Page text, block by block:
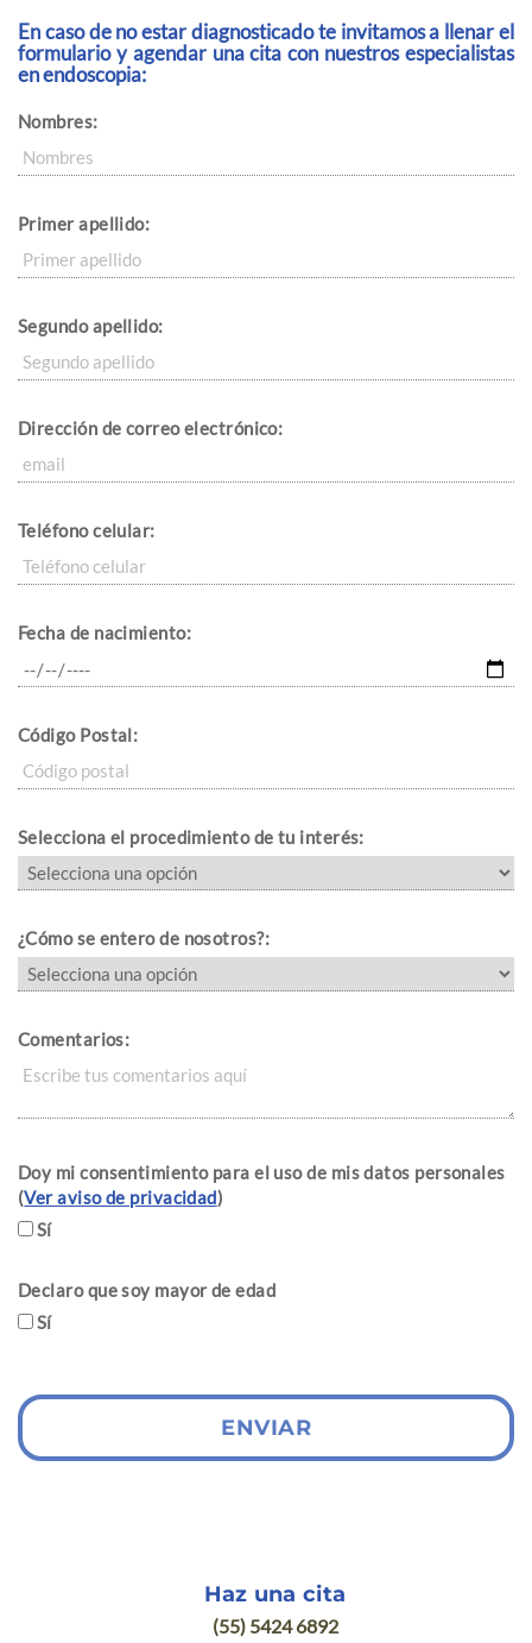
En caso de no estar diagnosticado te invitamos a llenar el
formulario y agendar una cita con nuestros especialistas
en endoscopia:
Nombres:
Primer apellido:
Segundo apellido:
Dirección de correo electrónico:
Teléfono celular:
Fecha de nacimiento:
Código Postal:
Selecciona el procedimiento de tu interés:
¿Cómo se entero de nosotros?:
Comentarios:
Doy mi consentimiento para el uso de mis datos personales
(Ver aviso de privacidad)
Sí
Declaro que soy mayor de edad
Sí
ENVIAR
Haz una cita
(55) 5424 6892